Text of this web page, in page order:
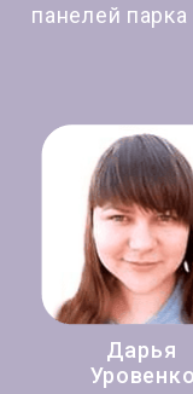
панелей
Дарья
Уровенко